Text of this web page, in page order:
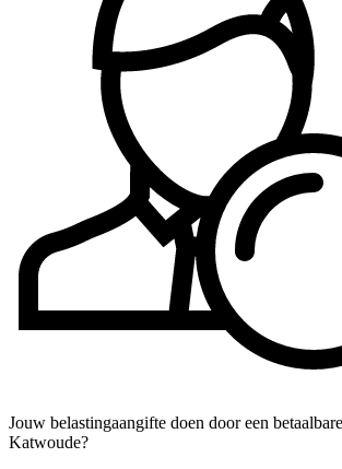
Jouw belastingaangifte doen door een
Katwoude?